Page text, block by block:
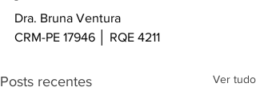
Dra. Bruna Ventura
CRM-PE 17946 │ RQE 4211
Posts recentes Ver tudo